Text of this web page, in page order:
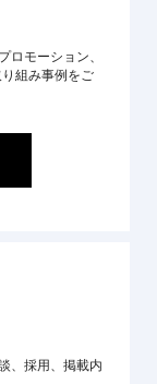
ロモーション、
組み事例をご
、採用、掲載内